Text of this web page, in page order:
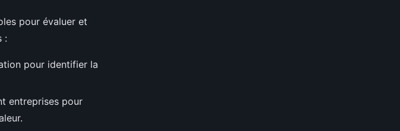
pour évaluer et
:
pour identifier la
entreprises pour